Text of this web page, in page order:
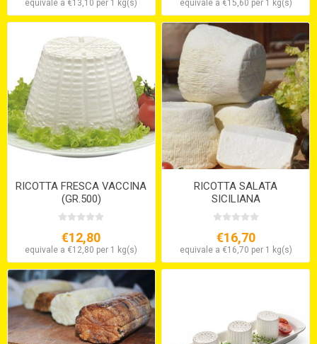
equivale a €13,10 per 1 kg(s) equivale a €15,60 per 1 kg(s)
RICOTTA FRESCA VACCINA
(GR.500)
€12,80
equivale a €12,80 per 1 kg(s)
RICOTTA SALATA
SICILIANA
€16,70
equivale a €16,70 per 1 kg(s)